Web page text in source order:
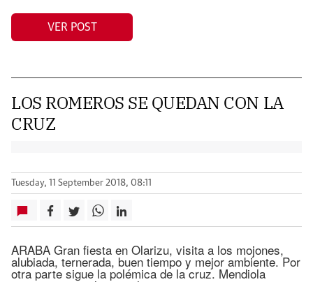
VER POST
LOS ROMEROS SE QUEDAN CON LA
CRUZ
Tuesday, 11 September 2018, 08:11
ARABA Gran fiesta en Olarizu, visita a los mojones,
alubiada, ternerada, buen tiempo y mejor ambiente. Por
otra parte sigue la polémica de la cruz. Mendiola